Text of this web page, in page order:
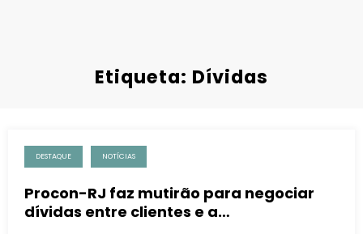
Etiqueta: Dívidas
DESTAQUE NOTÍCIAS
Procon-RJ faz mutirão para negociar
dívidas entre clientes e a